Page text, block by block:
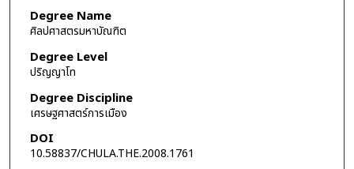
Degree Name
ศิลปศาสตรมหาบัณฑิต
Degree Level
ปริญญาโท
Degree Discipline
เศรษฐศาสตร์การเมือง
DOI
10.58837/CHULA.THE.2008.1761